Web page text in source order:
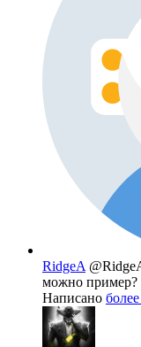
RidgeA
можно пример?
Написано